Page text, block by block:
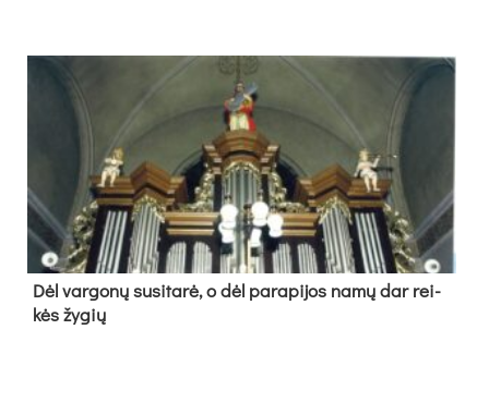
Dėl var­go­nų su­si­ta­rė, o dėl pa­ra­pi­jos na­mų dar rei­
kės žy­gių